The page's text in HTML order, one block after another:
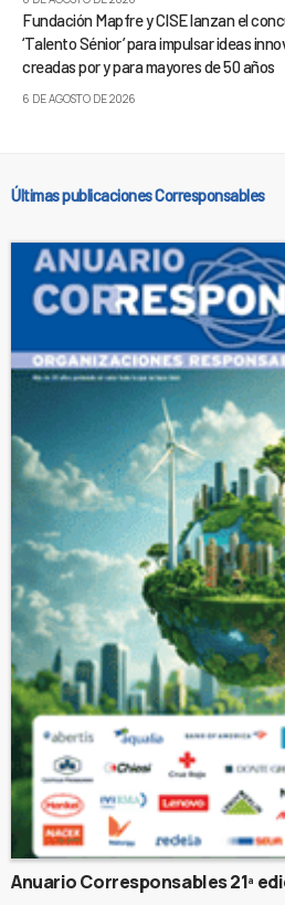
Fundación Mapfre y CISE lanzan el
‘Talento Sénior’ para impulsar ideas
creadas por y para mayores de 50 años
6 DE AGOSTO DE 2026
Últimas publicaciones Corresponsables
Anuario Corresponsables 21ª